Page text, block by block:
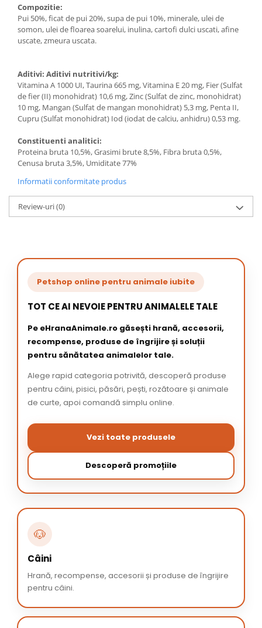
Compozitie:
Pui 50%, ficat de pui 20%, supa de pui 10%, minerale, ulei de
somon, ulei de floarea soarelui, inulina, cartofi dulci uscati, afine
uscate, zmeura uscata.
Aditivi: Aditivi nutritivi/kg:
Vitamina A 1000 UI, Taurina 665 mg, Vitamina E 20 mg, Fier (Sulfat
de fier (II) monohidrat) 10,6 mg, Zinc (Sulfat de zinc, monohidrat)
10 mg, Mangan (Sulfat de mangan monohidrat) 5,3 mg, Penta II,
Cupru (Sulfat monohidrat) Iod (iodat de calciu, anhidru) 0,53 mg.
Constituenti analitici:
Proteina bruta 10,5%, Grasimi brute 8,5%, Fibra bruta 0,5%,
Cenusa bruta 3,5%, Umiditate 77%
Informatii conformitate produs
Review-uri(0)
Petshop online pentru animale iubite
TOT CE AI NEVOIE PENTRU ANIMALELE TALE
Pe eHranaAnimale.ro găsești hrană, accesorii,
recompense, produse de îngrijire și soluții
pentru sănătatea animalelor tale.
Alege rapid categoria potrivită, descoperă produse
pentru câini, pisici, păsări, pești, rozătoare și animale
de curte, apoi comandă simplu online.
Vezi toate produsele
Descoperă promoțiile
🐶
Câini
Hrană, recompense, accesorii și produse de îngrijire
pentru câini.